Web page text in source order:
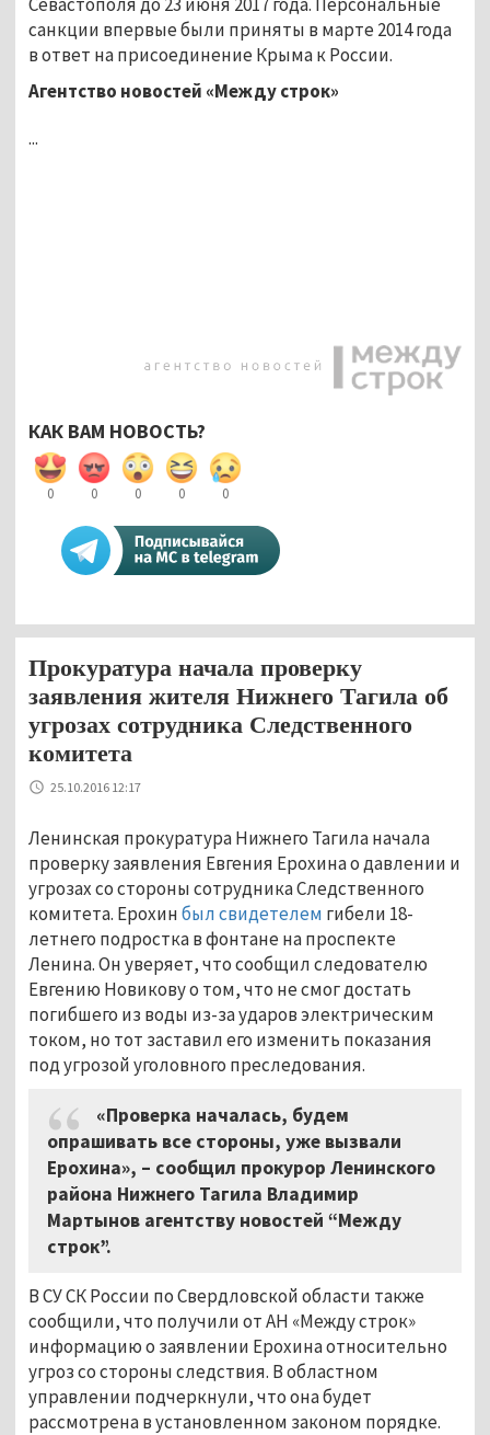
санкции впервые были приняты в марте 2014 года
в ответ на присоединение Крыма к России.
Агентство новостей «Между строк»
...
КАК ВАМ НОВОСТЬ?
0 0 0 0 0
Прокуратура начала проверку
заявления жителя Нижнего Тагила об
угрозах сотрудника Следственного
комитета
25.10.2016 12:17
Ленинская прокуратура Нижнего Тагила начала
проверку заявления Евгения Ерохина о давлении и
угрозах со стороны сотрудника Следственного
комитета. Ерохинбыл свидетелем гибели 18-
летнего подростка в фонтане на проспекте
Ленина. Он уверяет, что сообщил следователю
Евгению Новикову о том, что не смог достать
погибшего из воды из-за ударов электрическим
током, но тот заставил его изменить показания
под угрозой уголовного преследования.
«Проверка началась, будем
опрашивать все стороны, уже вызвали
Ерохина», – сообщил прокурор Ленинского
района Нижнего Тагила Владимир
Мартынов агентству новостей “Между
строк”.
В СУ СК России по Свердловской области также
сообщили, что получили от АН «Между строк»
информацию о заявлении Ерохина относительно
угроз со стороны следствия. В областном
управлении подчеркнули, что она будет
рассмотрена в установленном законом порядке.